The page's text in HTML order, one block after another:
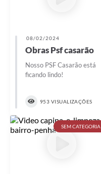
08/02/2024
Obras Psf casarão
Nosso PSF Casarão está
ficando lindo!
953 VISUALIZAÇÕES
SEM CATEGORIA